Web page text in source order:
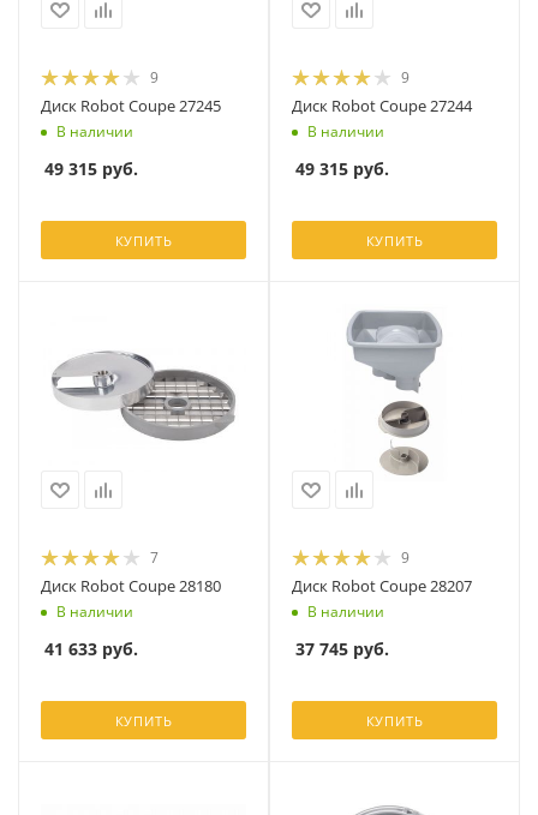
9
Диск Robot Coupe 27245
В наличии
49 315 руб.
КУПИТЬ
9
Диск Robot Coupe 27244
В наличии
49 315 руб.
КУПИТЬ
7
Диск Robot Coupe 28180
В наличии
41 633 руб.
КУПИТЬ
9
Диск Robot Coupe 28207
В наличии
37 745 руб.
КУПИТЬ